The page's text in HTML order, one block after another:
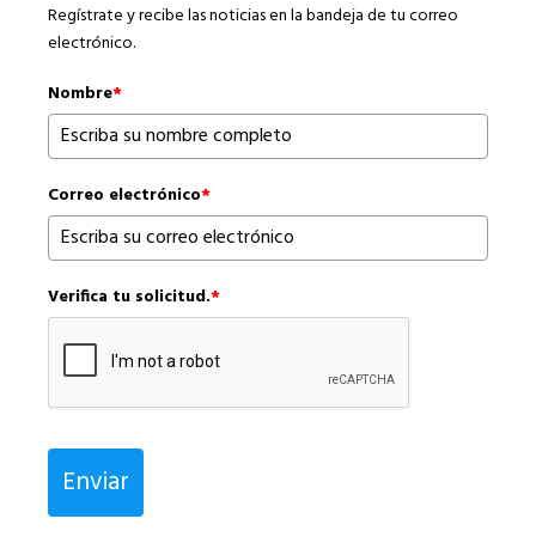
Regístrate y recibe las noticias en la bandeja de tu correo
electrónico.
Nombre*
Correo electrónico*
Verifica tu solicitud.*
Enviar